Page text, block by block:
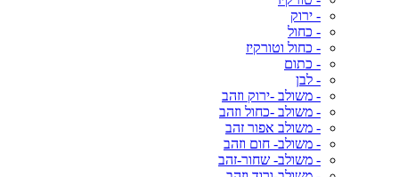
- ירוק
- כחול
- כחול וטורקיז
- כתום
- לבן
- משולב -ירוק וזהב
- משולב -כחול וזהב
- משולב אפור זהב
- משולב- חום וזהב
- משולב- שחור-זהב